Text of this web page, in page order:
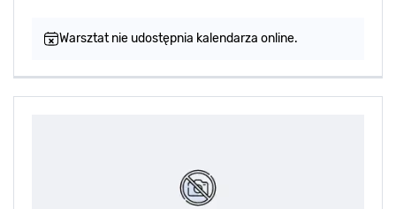
Warsztat nie udostępnia kalendarza online.